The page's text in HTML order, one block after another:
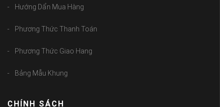
Hướng Dẩn Mua Hàng
Phương Thức Thanh Toán
Phương Thức Giao Hang
Bảng Mẫu Khung
CHÍNH SÁCH